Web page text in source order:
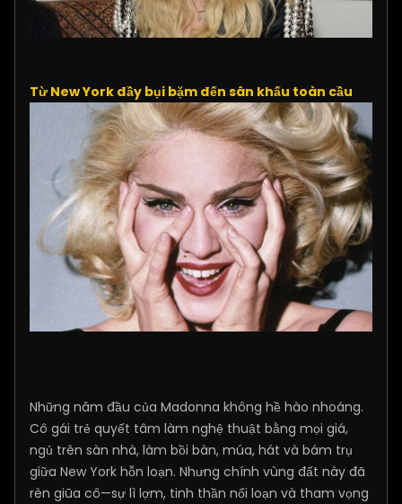
Từ New York đầy bụi bặm đến sân khấu toàn cầu
Những năm đầu của Madonna không hề hào nhoáng.
Cô gái trẻ quyết tâm làm nghệ thuật bằng mọi giá,
ngủ trên sàn nhà, làm bồi bàn, múa, hát và bám trụ
giữa New York hỗn loạn. Nhưng chính vùng đất này đã
rèn giũa cô—sự lì lợm, tinh thần nổi loạn và tham vọng